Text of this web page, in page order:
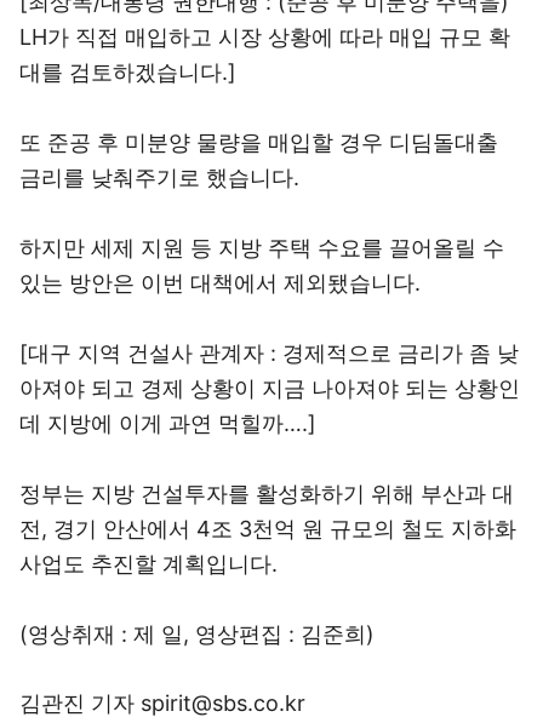
LH가 직접 매입하고 시장 상황에 따라 매입 규모 확
대를 검토하겠습니다.]
또 준공 후 미분양 물량을 매입할 경우 디딤돌대출
금리를 낮춰주기로 했습니다.
하지만 세제 지원 등 지방 주택 수요를 끌어올릴 수
있는 방안은 이번 대책에서 제외됐습니다.
[대구 지역 건설사 관계자 : 경제적으로 금리가 좀 낮
아져야 되고 경제 상황이 지금 나아져야 되는 상황인
데 지방에 이게 과연 먹힐까….]
정부는 지방 건설투자를 활성화하기 위해 부산과 대
전, 경기 안산에서 4조 3천억 원 규모의 철도 지하화
사업도 추진할 계획입니다.
(영상취재 : 제 일, 영상편집 : 김준희)
김관진 기자 spirit@sbs.co.kr